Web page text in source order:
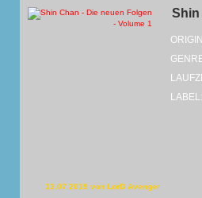
Shin
LABEL:
13.07.2019 von LorD Avenger